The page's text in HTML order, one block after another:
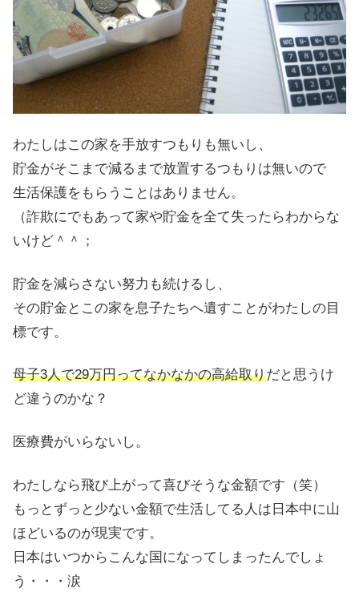
わたしはこの家を手放すつもりも無いし、
貯金がそこまで減るまで放置するつもりは無いので
生活保護をもらうことはありません。
（詐欺にでもあって家や貯金を全て失ったらわからな
いけど＾＾；
貯金を減らさない努力も続けるし、
その貯金とこの家を息子たちへ遺すことがわたしの目
標です。
母子3人で29万円ってなかなかの高給取りだと思うけ
ど違うのかな？
医療費がいらないし。
わたしなら飛び上がって喜びそうな金額です（笑）
もっとずっと少ない金額で生活してる人は日本中に山
ほどいるのが現実です。
日本はいつからこんな国になってしまったんでしょ
う・・・涙